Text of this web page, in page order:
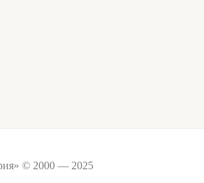
© 2000 — 2025